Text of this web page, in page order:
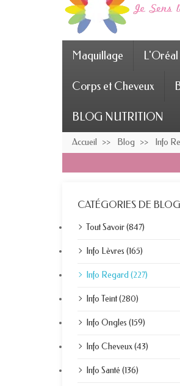
Maquillage L'Oréal
Corps et Cheveux
BLOG NUTRITION
Accueil Blog Info
CATÉGORIES DE
Tout Savoir (847)
Info Lèvres (165)
Info Regard (227)
Info Teint (280)
Info Ongles (159)
Info Cheveux (43)
Info Santé (136)